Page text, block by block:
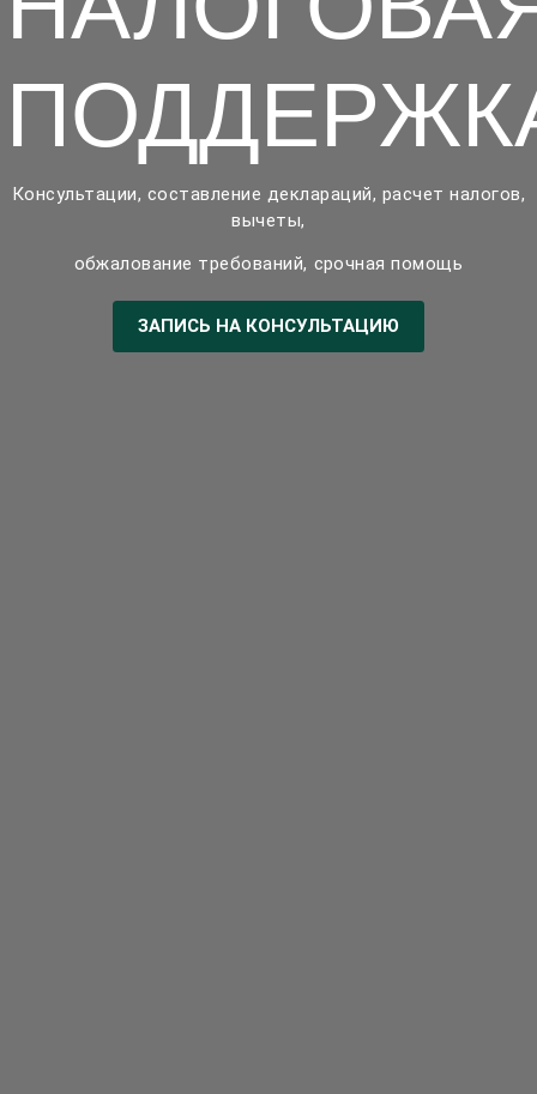
Консультации, составление деклараций, расчет налогов,
вычеты,
обжалование требований, срочная помощь
ЗАПИСЬ НА КОНСУЛЬТАЦИЮ